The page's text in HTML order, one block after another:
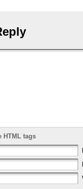
HTML tags